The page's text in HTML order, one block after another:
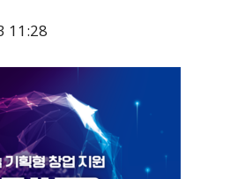
11:28